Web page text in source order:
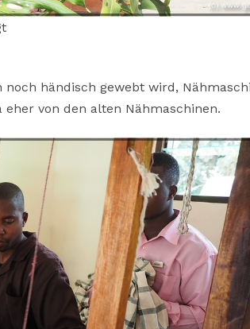
händisch gewebt wird,
von den alten Nähmaschinen.